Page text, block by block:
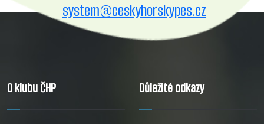
system@ceskyhorskypes.cz
O klubu ČHP Důležité odkazy